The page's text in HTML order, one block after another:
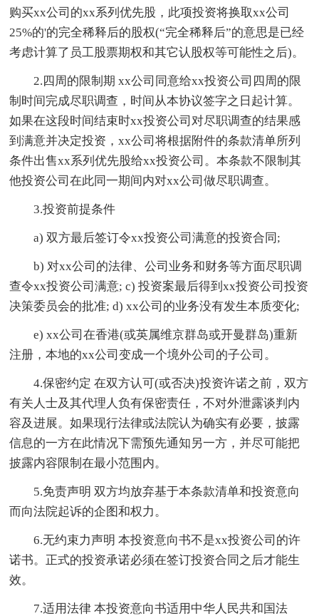
购买xx公司的xx系列优先股，此项投资将换取xx公司
25%的'的完全稀释后的股权(“完全稀释后”的意思是已经
考虑计算了员工股票期权和其它认股权等可能性之后)。
2.四周的限制期 xx公司同意给xx投资公司四周的限
制时间完成尽职调查，时间从本协议签字之日起计算。
如果在这段时间结束时xx投资公司对尽职调查的结果感
到满意并决定投资，xx公司将根据附件的条款清单所列
条件出售xx系列优先股给xx投资公司。本条款不限制其
他投资公司在此同一期间内对xx公司做尽职调查。
3.投资前提条件
a) 双方最后签订令xx投资公司满意的投资合同;
b) 对xx公司的法律、公司业务和财务等方面尽职调
查令xx投资公司满意; c) 投资案最后得到xx投资公司投资
决策委员会的批准; d) xx公司的业务没有发生本质变化;
e) xx公司在香港(或英属维京群岛或开曼群岛)重新
注册，本地的xx公司变成一个境外公司的子公司。
4.保密约定 在双方认可(或否决)投资许诺之前，双方
有关人士及其代理人负有保密责任，不对外泄露谈判内
容及进展。如果现行法律或法院认为确实有必要，披露
信息的一方在此情况下需预先通知另一方，并尽可能把
披露内容限制在最小范围内。
5.免责声明 双方均放弃基于本条款清单和投资意向
而向法院起诉的企图和权力。
6.无约束力声明 本投资意向书不是xx投资公司的许
诺书。正式的投资承诺必须在签订投资合同之后才能生
效。
7.适用法律 本投资意向书适用中华人民共和国法